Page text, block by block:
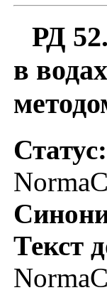
РД
в
Статус:
Текст